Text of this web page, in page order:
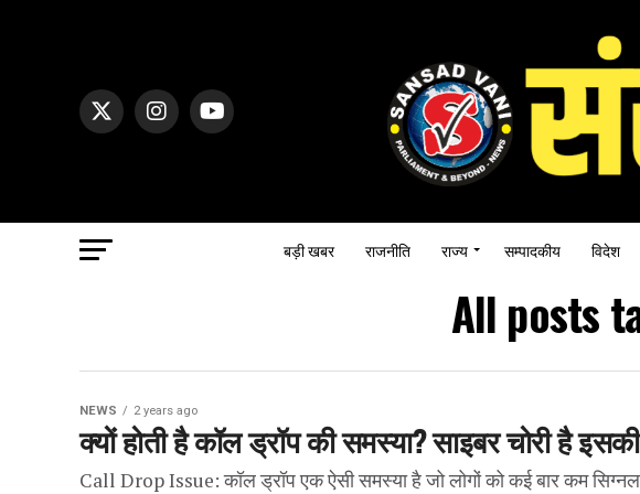
बड़ी खबर राजनीति राज्य सम्पादकीय विदेश
All posts
NEWS 2 years ago
क्यों होती है कॉल ड्रॉप की समस्या? साइबर चोरी है
Call Drop Issue: कॉल ड्रॉप एक ऐसी समस्या है जो लोगों को कई बार कम